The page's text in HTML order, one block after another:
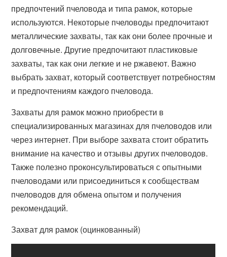
предпочтений пчеловода и типа рамок, которые
используются. Некоторые пчеловоды предпочитают
металлические захваты, так как они более прочные и
долговечные. Другие предпочитают пластиковые
захваты, так как они легкие и не ржавеют. Важно
выбрать захват, который соответствует потребностям
и предпочтениям каждого пчеловода.
Захваты для рамок можно приобрести в
специализированных магазинах для пчеловодов или
через интернет. При выборе захвата стоит обратить
внимание на качество и отзывы других пчеловодов.
Также полезно проконсультироваться с опытными
пчеловодами или присоединиться к сообществам
пчеловодов для обмена опытом и получения
рекомендаций.
Захват для рамок (оцинкованный)